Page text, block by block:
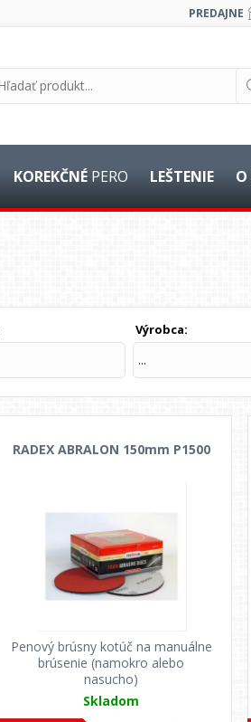
PREDAJNE
KOREKČNÉ PERO LEŠTENIE O
Výrobca:
...
RADEX ABRALON 150mm P1500
Penový brúsny kotúč na manuálne
brúsenie (namokro alebo
nasucho)
Skladom